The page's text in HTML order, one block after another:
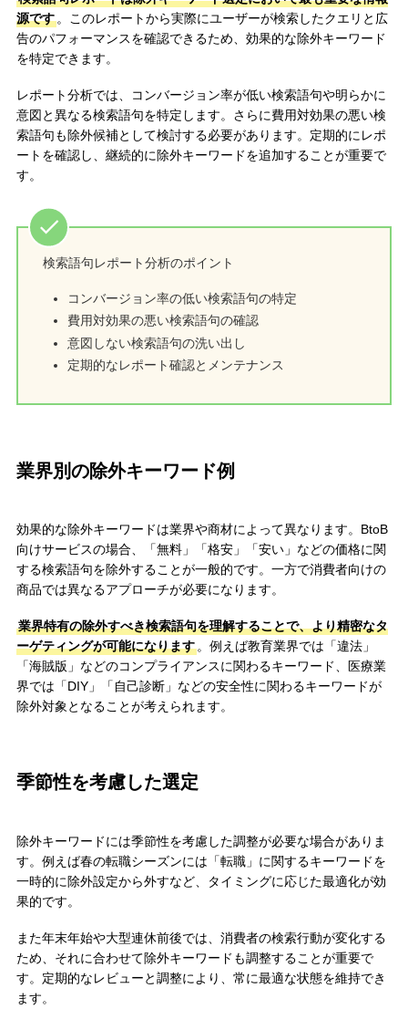
源です。このレポートから実際にユーザーが検索したクエリと広
告のパフォーマンスを確認できるため、効果的な除外キーワード
を特定できます。
レポート分析では、コンバージョン率が低い検索語句や明らかに
意図と異なる検索語句を特定します。さらに費用対効果の悪い検
索語句も除外候補として検討する必要があります。定期的にレポ
ートを確認し、継続的に除外キーワードを追加することが重要で
す。
検索語句レポート分析のポイント
コンバージョン率の低い検索語句の特定
費用対効果の悪い検索語句の確認
意図しない検索語句の洗い出し
定期的なレポート確認とメンテナンス
業界別の除外キーワード例
効果的な除外キーワードは業界や商材によって異なります。BtoB
向けサービスの場合、「無料」「格安」「安い」などの価格に関
する検索語句を除外することが一般的です。一方で消費者向けの
商品では異なるアプローチが必要になります。
業界特有の除外すべき検索語句を理解することで、より精密なタ
ーゲティングが可能になります。例えば教育業界では「違法」
「海賊版」などのコンプライアンスに関わるキーワード、医療業
界では「DIY」「自己診断」などの安全性に関わるキーワードが
除外対象となることが考えられます。
季節性を考慮した選定
除外キーワードには季節性を考慮した調整が必要な場合がありま
す。例えば春の転職シーズンには「転職」に関するキーワードを
一時的に除外設定から外すなど、タイミングに応じた最適化が効
果的です。
また年末年始や大型連休前後では、消費者の検索行動が変化する
ため、それに合わせて除外キーワードも調整することが重要で
す。定期的なレビューと調整により、常に最適な状態を維持でき
ます。